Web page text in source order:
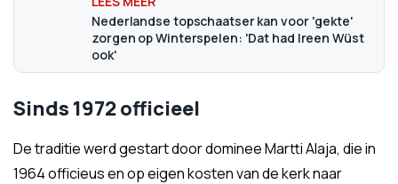
Nederlandse topschaatser kan voor 'gekte'
zorgen op Winterspelen: 'Dat had Ireen Wüst
ook'
Sinds 1972 officieel
De traditie werd gestart door dominee Martti Alaja, die in
1964 officieus en op eigen kosten van de kerk naar